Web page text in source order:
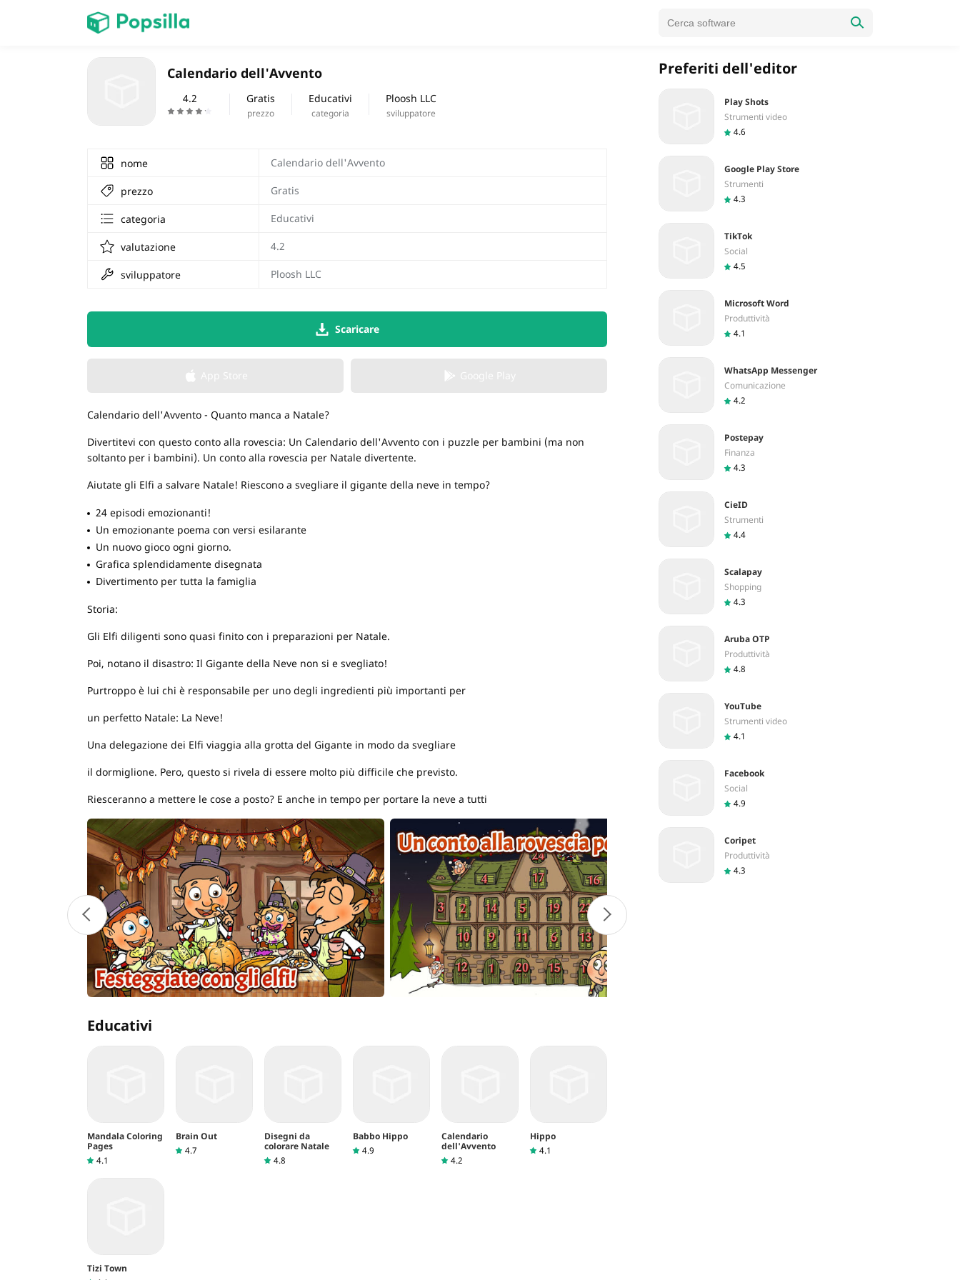
Calendario dell'Avvento
4.2 Gratis
prezzo
Educativi
categoria
Ploosh LLC
sviluppatore
nome Calendario dell'Avvento
prezzo Gratis
categoria Educativi
valutazione 4.2
sviluppatore Ploosh LLC
Scaricare
Calendario dell'Avvento - Quanto manca a Natale?
Divertitevi con questo conto alla rovescia: Un Calendario dell'Avvento con i puzzle per bambini (ma non
soltanto per i bambini). Un conto alla rovescia per Natale divertente.
Aiutate gli Elfi a salvare Natale! Riescono a svegliare il gigante della neve in tempo?
24 episodi emozionanti!
Un emozionante poema con versi esilarante
Un nuovo gioco ogni giorno.
Grafica splendidamente disegnata
Divertimento per tutta la famiglia
Storia:
Gli Elfi diligenti sono quasi finito con i preparazioni per Natale.
Poi, notano il disastro: Il Gigante della Neve non si e svegliato!
Purtroppo è lui chi è responsabile per uno degli ingredienti più importanti per
un perfetto Natale: La Neve!
Una delegazione dei Elfi viaggia alla grotta del Gigante in modo da svegliare
il dormiglione. Pero, questo si rivela di essere molto più difficile che previsto.
Riesceranno a mettere le cose a posto? E anche in tempo per portare la neve a tutti
Educativi
Mandala Coloring
Pages
4.1
Brain Out
4.7
Disegni da
colorare Natale
4.8
Babbo Hippo
4.9
Calendario
dell'Avvento
4.2
Hippo
4.1
Tizi Town
Preferiti dell'editor
Play Shots
Strumenti video
4.6
Google Play Store
Strumenti
4.3
TikTok
Social
4.5
Microsoft Word
Produttività
4.1
WhatsApp Messenger
Comunicazione
4.2
Postepay
Finanza
4.3
CieID
Strumenti
4.4
Scalapay
Shopping
4.3
Aruba OTP
Produttività
4.8
YouTube
Strumenti video
4.1
Facebook
Social
4.9
Coripet
Produttività
4.3